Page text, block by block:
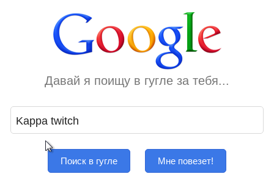
Давай я поищу в гугле за тебя...
Поиск в гугле Мне повезет!